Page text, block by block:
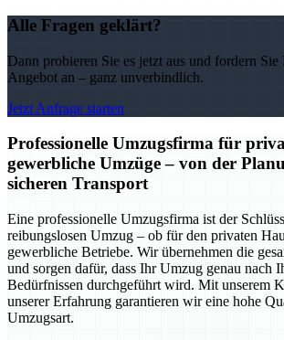
Alle Fragen geklärt?
Dann probieren Sie es jetzt aus und fordern
Angebot an – ganz unverbindlich.
Jetzt Anfrage starten
Professionelle Umzugsfirma für
gewerbliche Umzüge – von der
sicheren Transport
Eine professionelle Umzugsfirma ist der
reibungslosen Umzug – ob für den privaten
gewerbliche Betriebe. Wir übernehmen die
und sorgen dafür, dass Ihr Umzug genau nach
Bedürfnissen durchgeführt wird. Mit unserem
unserer Erfahrung garantieren wir eine hohe
Umzugsart.